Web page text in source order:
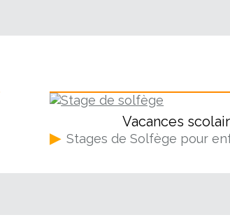
Vacances
▶ Stages de Solfège pour